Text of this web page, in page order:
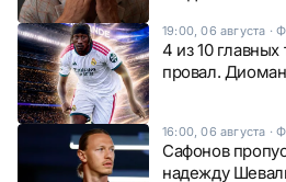
19:00, 06 августа ·
4 из 10
провал.
16:00, 06 августа ·
Сафонов
надежду